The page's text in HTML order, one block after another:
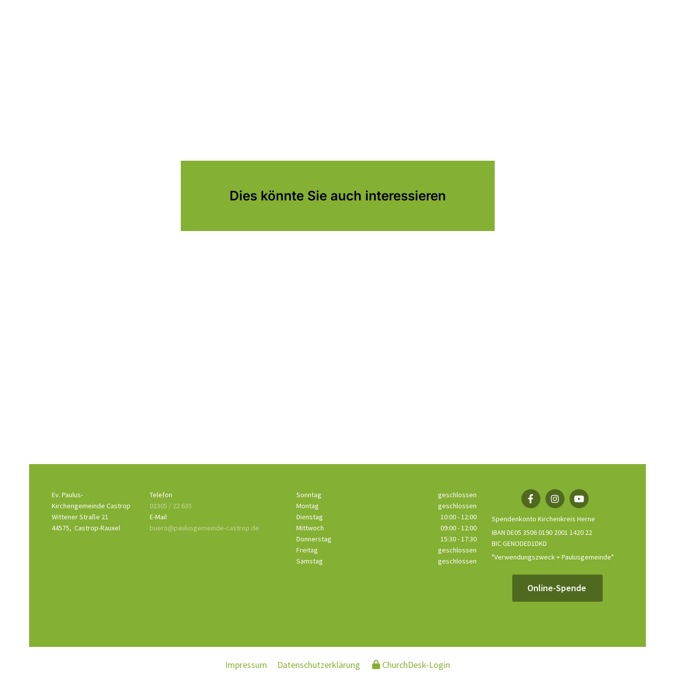
Dies könnte Sie auch interessieren
Ev. Paulus-
Kirchengemeinde Castrop
Wittener Straße 21
44575, Castrop-Rauxel
Telefon
02305 / 22 635
E-Mail
buero@paulusgemeinde-castrop.de
Sonntag
geschlossen
Montag
geschlossen
Dienstag
10:00 - 12:00
Mittwoch
09:00 - 12:00
Donnerstag
15:30 - 17:30
Freitag
geschlossen
Samstag
geschlossen
Spendenkonto Kirchenkreis Herne
IBAN DE05 3506 0190 2001 1420 22
BIC GENODED1DKD
"Verwendungszweck + Paulusgemeinde"
Online-Spende
Impressum Datenschutzerklärung ChurchDesk-Login